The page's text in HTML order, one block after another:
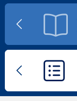
Previous